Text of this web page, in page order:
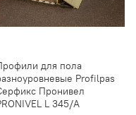
для пола
Profilpas
Пронивел
L 345/A